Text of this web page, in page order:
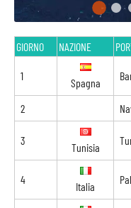
GIORNO NAZIONE
1
Spagna
2
3
Tunisia
4
Italia